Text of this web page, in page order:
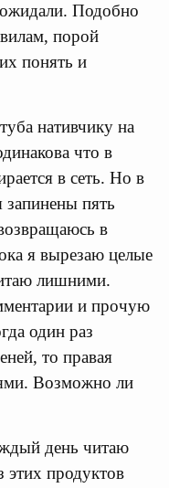
Подобно
порой
понять и
нативчику на
что в
в сеть. Но в
пять
в
я вырезаю целые
лишними.
и прочую
один раз
то правая
Возможно ли
день читаю
этих продуктов